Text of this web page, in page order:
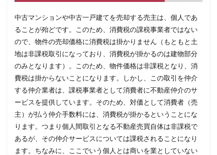
合
4
個
不動
産業
者か
ら購
入し
た場
合の
と
め
中古マンションや中古一戸建てを売却する売主は、個人であ
ることが殆どです。このため、消費税の課税事業者ではない
ので、物件の売却価格に消費税は掛かりません（もともと土
地は非課税取引になっており、消費税が掛かるのは建物部分
のみとなります）。このため、物件価格は非課税となり、消
費税は掛からないことになります。しかし、この取引を仲介
する仲介業者は、課税事業者として消費者に不動産仲介のサ
ービスを提供しています。そのため、対価として消費者（売
主）が払う仲介手数料には、消費税が掛かるということにな
ります。つまり個人間取引となる不動産売買自体は非課税で
あるが、その仲介サービスについては課税されることになり
ます。ちなみに、ここでいう個人とは商いを業としていない